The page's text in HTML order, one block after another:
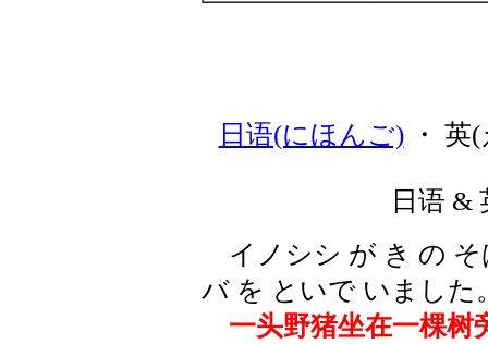
日语(にほんご)・ 英(
日语 &
イノシシ が き の そ
バ を といで いました
一头野猪坐在一棵树